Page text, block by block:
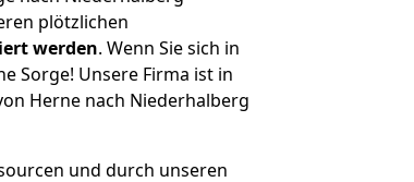
plötzlichen
werden. Wenn Sie sich in
Sorge! Unsere Firma ist in
Herne nach Niederhalberg
und durch unseren